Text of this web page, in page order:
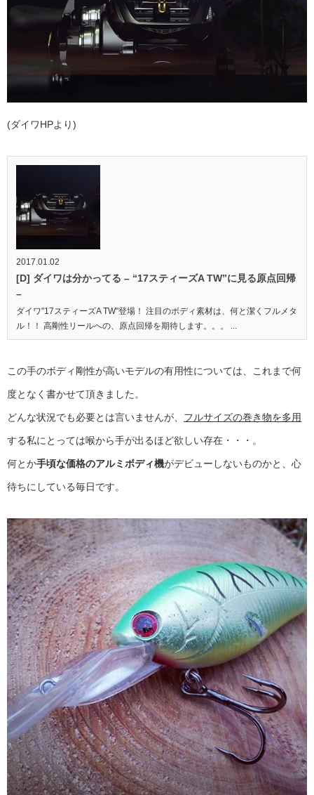
(ダイワHPより)
2017.01.02
[D] ダイワは分かってる – “17スティーズA TW”に見る原点回帰
–
ダイワ"17スティーズA TW"登場！ 注目のボディ素材は、何と潔くフルメタ
ル！！ 高剛性リールへの、原点回帰を期待します。。。 ...
この手のボディ剛性が高いモデルの有用性については、これまで何
度となく書かせて頂きました。
どんな状況でも必要とは言いませんが、 フルサイズの巻き物を多用
する私にとっては喉から手が出るほど欲しい存在・・・。
何とか手頃な価格のアルミボディ機がデビューしないものかと、心
待ちにしている毎日です。